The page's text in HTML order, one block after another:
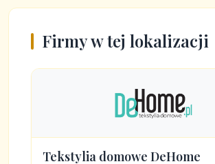
Firmy w tej lokalizacji
Tekstylia domowe DeHome